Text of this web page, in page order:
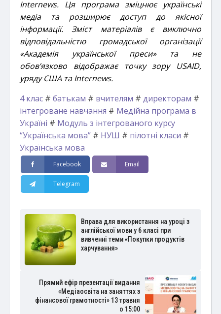
Internews. Ця програма зміцнює українські
медіа та розширює доступ до якісної
інформації. Зміст матеріалів є виключно
відповідальністю громадської організації
«Академія української преси» та не
обов’язково відображає точку зору USAID,
уряду США та Internews.
4 клас # батькам # вчителям # директорам #
інтегроване навчання # Медійна програма в
Україні # Модуль з інтегрованого курсу
“Українська мова” # НУШ # пілотні класи #
Українська мова
Facebook Email
Telegram
Вправа для використання на уроці з
англійської мови у 6 класі при
вивченні теми «Покупки продуктів
харчування»
Прямий ефір презентації видання
«Медіаосвіта на заняттях з
фінансової грамотності» 13 травня
о 15:00